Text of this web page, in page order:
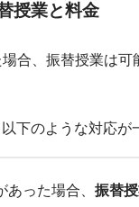
授業と料金
合、振替授業は可
下のような対応が
あった場合、 振替